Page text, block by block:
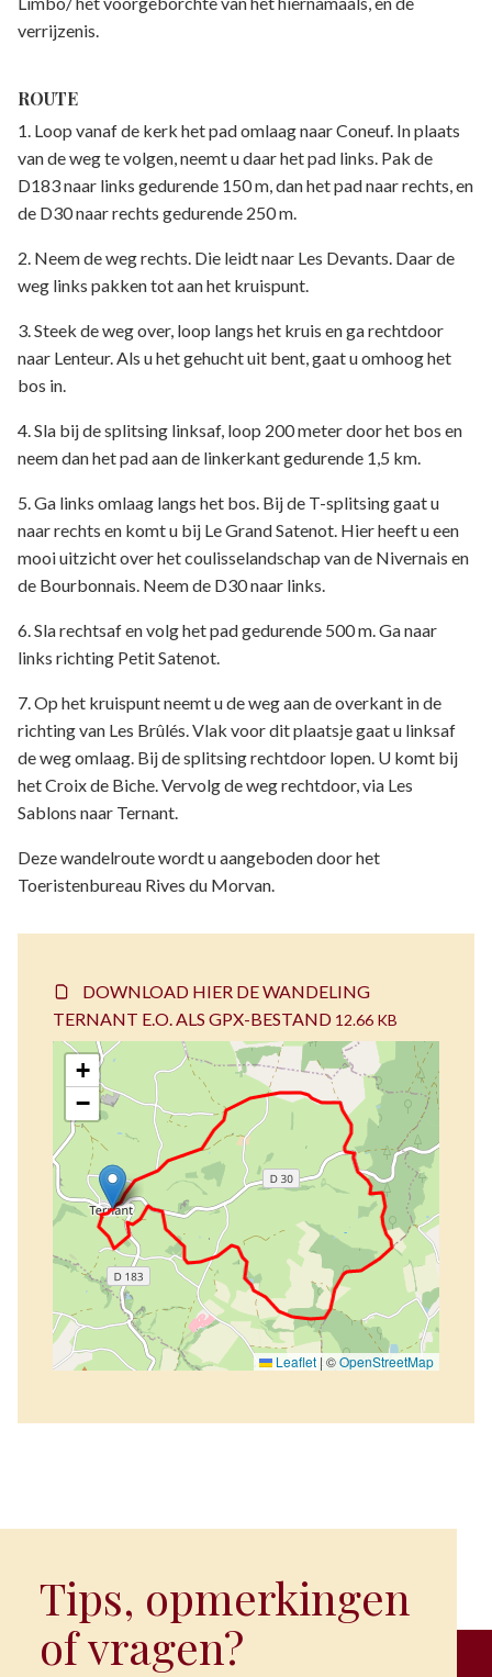
verrijzenis.
ROUTE
1. Loop vanaf de kerk het pad omlaag naar Coneuf. In plaats
van de weg te volgen, neemt u daar het pad links. Pak de
D183 naar links gedurende 150 m, dan het pad naar rechts, en
de D30 naar rechts gedurende 250 m.
2. Neem de weg rechts. Die leidt naar Les Devants. Daar de
weg links pakken tot aan het kruispunt.
3. Steek de weg over, loop langs het kruis en ga rechtdoor
naar Lenteur. Als u het gehucht uit bent, gaat u omhoog het
bos in.
4. Sla bij de splitsing linksaf, loop 200 meter door het bos en
neem dan het pad aan de linkerkant gedurende 1,5 km.
5. Ga links omlaag langs het bos. Bij de T-splitsing gaat u
naar rechts en komt u bij Le Grand Satenot. Hier heeft u een
mooi uitzicht over het coulisselandschap van de Nivernais en
de Bourbonnais. Neem de D30 naar links.
6. Sla rechtsaf en volg het pad gedurende 500 m. Ga naar
links richting Petit Satenot.
7. Op het kruispunt neemt u de weg aan de overkant in de
richting van Les Brûlés. Vlak voor dit plaatsje gaat u linksaf
de weg omlaag. Bij de splitsing rechtdoor lopen. U komt bij
het Croix de Biche. Vervolg de weg rechtdoor, via Les
Sablons naar Ternant.
Deze wandelroute wordt u aangeboden door het
Toeristenbureau Rives du Morvan.
DOWNLOAD HIER DE WANDELING
TERNANT E.O. ALS GPX-BESTAND 12.66 KB
+
−
Leaflet |©OpenStreetMap
Tips, opmerkingen
of vragen?